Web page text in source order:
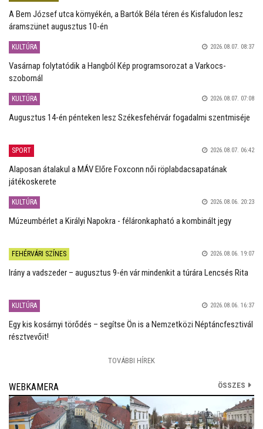
A Bem József utca környékén, a Bartók Béla téren és Kisfaludon lesz
áramszünet augusztus 10-én
KULTÚRA 2026.08.07. 08:37
Vasárnap folytatódik a Hangból Kép programsorozat a Varkocs-
szobornál
KULTÚRA 2026.08.07. 07:08
Augusztus 14-én pénteken lesz Székesfehérvár fogadalmi szentmiséje
SPORT 2026.08.07. 06:42
Alaposan átalakul a MÁV Előre Foxconn női röplabdacsapatának
játékoskerete
KULTÚRA 2026.08.06. 20:23
Múzeumbérlet a Királyi Napokra - féláronkapható a kombinált jegy
FEHÉRVÁRI SZÍNES 2026.08.06. 19:07
Irány a vadszeder – augusztus 9-én vár mindenkit a túrára Lencsés Rita
KULTÚRA 2026.08.06. 16:37
Egy kis kosárnyi törődés – segítse Ön is a Nemzetközi Néptáncfesztivál
résztvevőit!
TOVÁBBI HÍREK
WEBKAMERA ÖSSZES